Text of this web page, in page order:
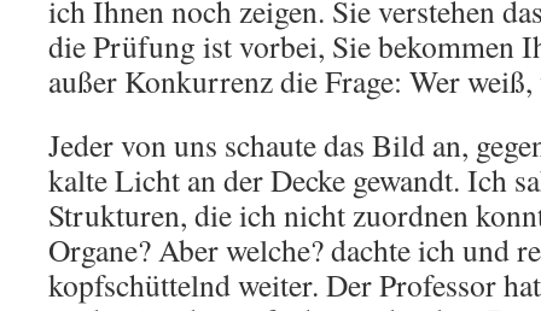
ich Ihnen noch zeigen. Sie verstehen
die Prüfung ist vorbei, Sie bekommen
außer Konkurrenz die Frage: Wer weiß,
Jeder von uns schaute das Bild an,
kalte Licht an der Decke gewandt. Ich
Strukturen, die ich nicht zuordnen
Organe? Aber welche? dachte ich und
kopfschüttelnd weiter. Der Professor